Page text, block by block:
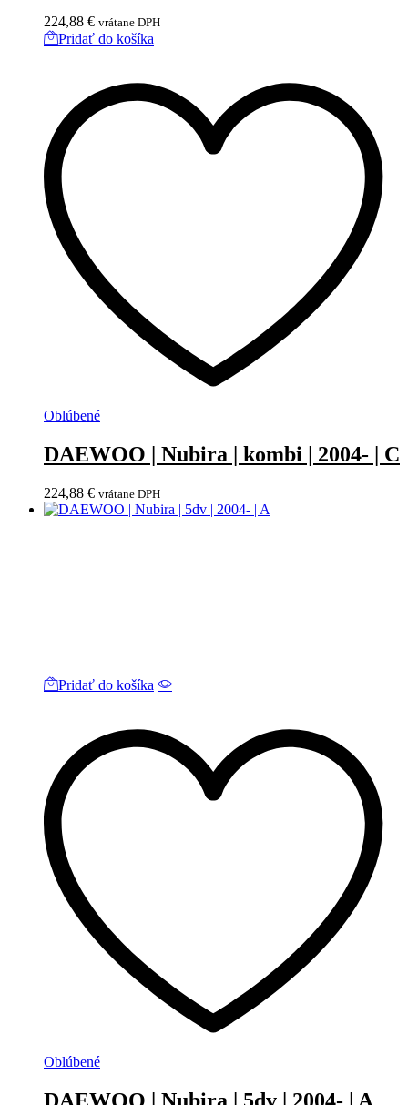
224,88 € vrátane DPH
Pridať do košíka
Oblúbené
DAEWOO | Nubira | kombi | 2004- | C
224,88 € vrátane DPH
Pridať do košíka
Oblúbené